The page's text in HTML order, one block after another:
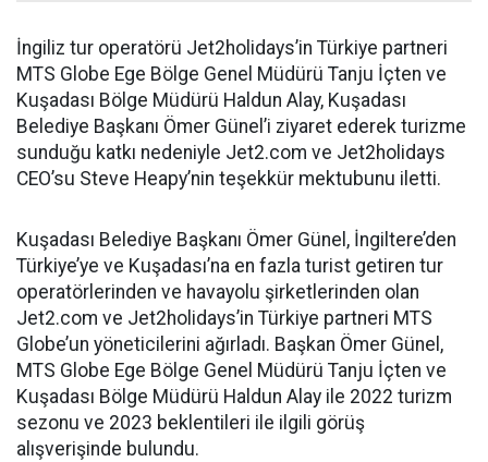
İngiliz tur operatörü Jet2holidays’in Türkiye partneri
MTS Globe Ege Bölge Genel Müdürü Tanju İçten ve
Kuşadası Bölge Müdürü Haldun Alay, Kuşadası
Belediye Başkanı Ömer Günel’i ziyaret ederek turizme
sunduğu katkı nedeniyle Jet2.com ve Jet2holidays
CEO’su Steve Heapy’nin teşekkür mektubunu iletti.
Kuşadası Belediye Başkanı Ömer Günel, İngiltere’den
Türkiye’ye ve Kuşadası’na en fazla turist getiren tur
operatörlerinden ve havayolu şirketlerinden olan
Jet2.com ve Jet2holidays’in Türkiye partneri MTS
Globe’un yöneticilerini ağırladı. Başkan Ömer Günel,
MTS Globe Ege Bölge Genel Müdürü Tanju İçten ve
Kuşadası Bölge Müdürü Haldun Alay ile 2022 turizm
sezonu ve 2023 beklentileri ile ilgili görüş
alışverişinde bulundu.